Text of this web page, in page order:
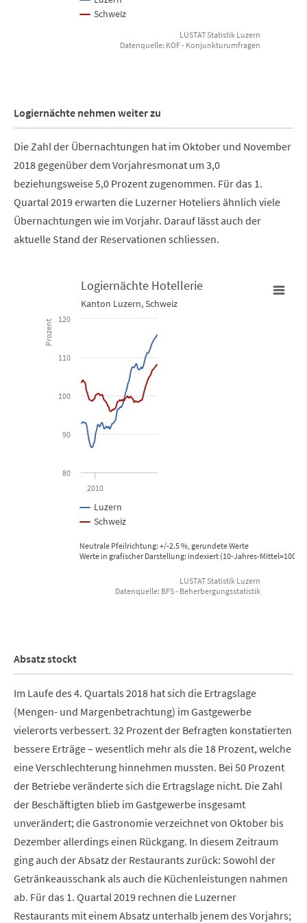
Schweiz
LUSTAT Statistik Luzern
Datenquelle: KOF - Konjunkturumfragen
Logiernächte nehmen weiter zu
Die Zahl der Übernachtungen hat im Oktober und November
2018 gegenüber dem Vorjahresmonat um 3,0
beziehungsweise 5,0 Prozent zugenommen. Für das 1.
Quartal 2019 erwarten die Luzerner Hoteliers ähnlich viele
Übernachtungen wie im Vorjahr. Darauf lässt auch der
aktuelle Stand der Reservationen schliessen.
Logiernächte Hotellerie
Line chart with 2 lines.
View as data table, Logiernächte Hotellerie
The chart has 1 X axis displaying Time. Data ranges from 2008-
The chart has 1 Y axis displaying Prozent. Data ranges from
Neutrale Pfeilrichtung: +/-2.5 %, gerundete Werte
Werte in grafischer Darstellung: indexiert (10-Jahres-
Prozent
Logiernächte Hotellerie
Kanton Luzern, Schweiz
Luzern
Schweiz
2010
80
90
100
110
120
LUSTAT Statistik Luzern
Datenquelle: BFS - Beherbergungsstatistik
Absatz stockt
Im Laufe des 4. Quartals 2018 hat sich die Ertragslage
(Mengen- und Margenbetrachtung) im Gastgewerbe
vielerorts verbessert. 32 Prozent der Befragten konstatierten
bessere Erträge – wesentlich mehr als die 18 Prozent, welche
eine Verschlechterung hinnehmen mussten. Bei 50 Prozent
der Betriebe veränderte sich die Ertragslage nicht. Die Zahl
der Beschäftigten blieb im Gastgewerbe insgesamt
unverändert; die Gastronomie verzeichnet von Oktober bis
Dezember allerdings einen Rückgang. In diesem Zeitraum
ging auch der Absatz der Restaurants zurück: Sowohl der
Getränkeausschank als auch die Küchenleistungen nahmen
ab. Für das 1. Quartal 2019 rechnen die Luzerner
Restaurants mit einem Absatz unterhalb jenem des Vorjahrs;